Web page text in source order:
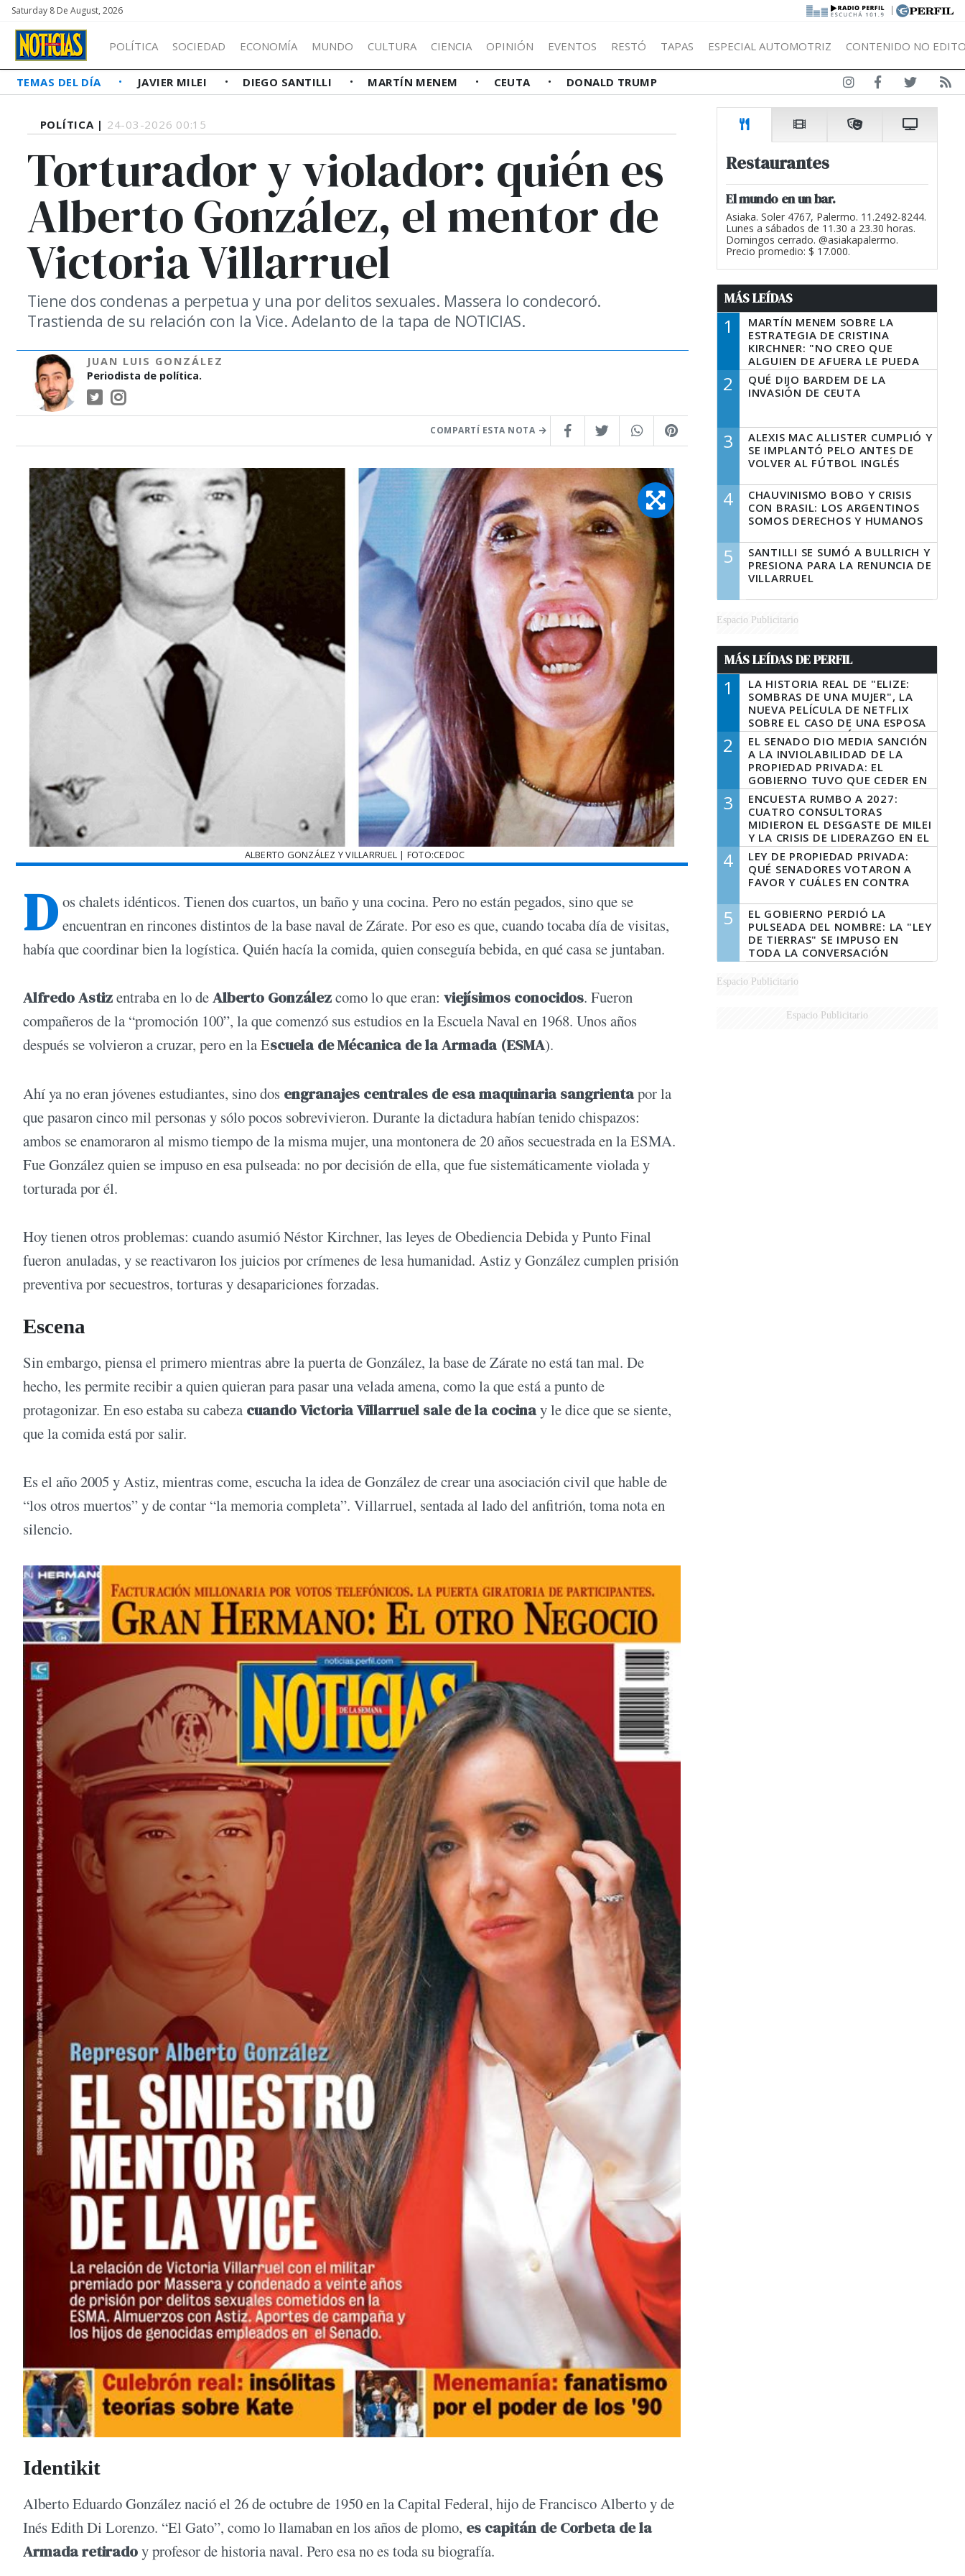
Saturday 8 De August, 2026 |
POLÍTICA SOCIEDAD ECONOMÍA MUNDO CULTURA CIENCIA OPINIÓN EVENTOS RESTÓ TAPAS ESPECIAL AUTOMOTRIZ CONTENIDO NO
TEMAS DEL DÍA JAVIER MILEI DIEGO SANTILLI MARTÍN MENEM CEUTA DONALD TRUMP
POLÍTICA | 24-03-2026 00:15
Torturador y violador: quién es
Alberto González, el mentor de
Victoria Villarruel
Tiene dos condenas a perpetua y una por delitos sexuales. Massera lo condecoró.
Trastienda de su relación con la Vice. Adelanto de la tapa de NOTICIAS.
JUAN LUIS GONZÁLEZ
Periodista de política.
COMPARTÍ ESTA NOTA
ALBERTO GONZÁLEZ Y VILLARRUEL | FOTO:CEDOC
D os chalets idénticos. Tienen dos cuartos, un baño y una cocina. Pero no están pegados, sino que se
encuentran en rincones distintos de la base naval de Zárate. Por eso es que, cuando tocaba día de visitas,
había que coordinar bien la logística. Quién hacía la comida, quien conseguía bebida, en qué casa se juntaban.
Alfredo Astizentraba en lo deAlberto Gonzálezcomo lo que eran: viejísimos conocidos. Fueron
compañeros de la “promoción 100”, la que comenzó sus estudios en la Escuela Naval en 1968. Unos años
después se volvieron a cruzar, pero en la Escuela de Mécanica de la Armada (ESMA).
Ahí ya no eran jóvenes estudiantes, sino dos engranajes centrales de esa maquinaria sangrientapor la
que pasaron cinco mil personas y sólo pocos sobrevivieron. Durante la dictadura habían tenido chispazos:
ambos se enamoraron al mismo tiempo de la misma mujer, una montonera de 20 años secuestrada en la ESMA.
Fue González quien se impuso en esa pulseada: no por decisión de ella, que fue sistemáticamente violada y
torturada por él.
Hoy tienen otros problemas: cuando asumió Néstor Kirchner, las leyes de Obediencia Debida y Punto Final
fueron anuladas, y se reactivaron los juicios por crímenes de lesa humanidad. Astiz y González cumplen prisión
preventiva por secuestros, torturas y desapariciones forzadas.
Escena
Sin embargo, piensa el primero mientras abre la puerta de González, la base de Zárate no está tan mal. De
hecho, les permite recibir a quien quieran para pasar una velada amena, como la que está a punto de
protagonizar. En eso estaba su cabeza cuando Victoria Villarruel sale de la cocinay le dice que se siente,
que la comida está por salir.
Es el año 2005 y Astiz, mientras come, escucha la idea de González de crear una asociación civil que hable de
“los otros muertos” y de contar “la memoria completa”. Villarruel, sentada al lado del anfitrión, toma nota en
silencio.
Identikit
Alberto Eduardo González nació el 26 de octubre de 1950 en la Capital Federal, hijo de Francisco Alberto y de
Inés Edith Di Lorenzo. “El Gato”, como lo llamaban en los años de plomo, es capitán de Corbeta de la
Armada retiradoy profesor de historia naval. Pero esa no es toda su biografía.
Restaurantes
El mundo en un bar.
Asiaka. Soler 4767, Palermo. 11.2492-8244.
Lunes a sábados de 11.30 a 23.30 horas.
Domingos cerrado. @asiakapalermo.
Precio promedio: $ 17.000.
MÁS LEÍDAS
1
MARTÍN MENEM SOBRE LA
ESTRATEGIA DE CRISTINA
KIRCHNER: "NO CREO QUE
ALGUIEN DE AFUERA LE PUEDA
DECIR A LA JUSTICIA LO QUE
TIENE QUE HACER"
2
QUÉ DIJO BARDEM DE LA
INVASIÓN DE CEUTA
3
ALEXIS MAC ALLISTER CUMPLIÓ Y
SE IMPLANTÓ PELO ANTES DE
VOLVER AL FÚTBOL INGLÉS
4
CHAUVINISMO BOBO Y CRISIS
CON BRASIL: LOS ARGENTINOS
SOMOS DERECHOS Y HUMANOS
5
SANTILLI SE SUMÓ A BULLRICH Y
PRESIONA PARA LA RENUNCIA DE
VILLARRUEL
Espacio Publicitario
MÁS LEÍDAS DE PERFIL
1
LA HISTORIA REAL DE "ELIZE:
SOMBRAS DE UNA MUJER", LA
NUEVA PELÍCULA DE NETFLIX
SOBRE EL CASO DE UNA ESPOSA
QUE DESCUARTIZÓ A SU
MARIDO
2
EL SENADO DIO MEDIA SANCIÓN
A LA INVIOLABILIDAD DE LA
PROPIEDAD PRIVADA: EL
GOBIERNO TUVO QUE CEDER EN
LA LEY DEL MANEJO DEL FUEGO
3
ENCUESTA RUMBO A 2027:
CUATRO CONSULTORAS
MIDIERON EL DESGASTE DE MILEI
Y LA CRISIS DE LIDERAZGO EN EL
PERONISMO
4
LEY DE PROPIEDAD PRIVADA:
QUÉ SENADORES VOTARON A
FAVOR Y CUÁLES EN CONTRA
5
EL GOBIERNO PERDIÓ LA
PULSEADA DEL NOMBRE: LA "LEY
DE TIERRAS" SE IMPUSO EN
TODA LA CONVERSACIÓN
DIGITAL
Espacio Publicitario
Espacio Publicitario